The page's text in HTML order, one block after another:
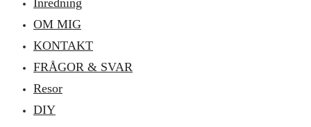
OM MIG
KONTAKT
FRÅGOR & SVAR
Resor
DIY